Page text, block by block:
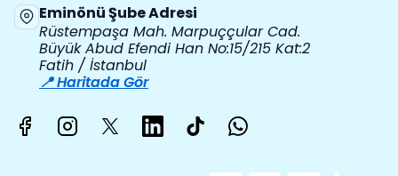
Eminönü Şube Adresi
Rüstempaşa Mah. Marpuççular Cad.
Büyük Abud Efendi Han No:15/215 Kat:2
Fatih / İstanbul
📍 Haritada Gör